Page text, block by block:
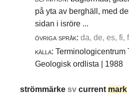
på yta av berghäll, med
sidan i isröre ...
övriga språk: da, de, es, fi,
källa: Terminologicentrum
Geologisk ordlista | 1988
strömmärkesvcurrent mark